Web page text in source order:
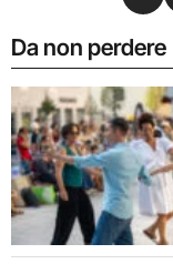
Da non perdere